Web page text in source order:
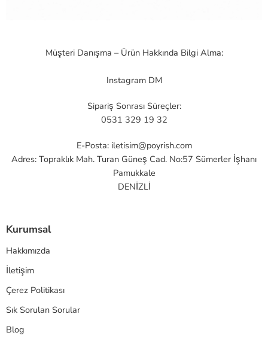
Müşteri Danışma – Ürün Hakkında Bilgi Alma:
Instagram DM
Sipariş Sonrası Süreçler:
0531 329 19 32
E-Posta: iletisim@poyrish.com
Adres: Topraklık Mah. Turan Güneş Cad. No:57 Sümerler İşhanı
Pamukkale
DENİZLİ
Kurumsal
Hakkımızda
İletişim
Çerez Politikası
Sık Sorulan Sorular
Blog